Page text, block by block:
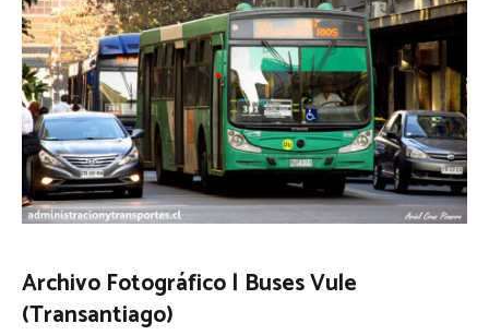
Archivo Fotográfico | Buses Vule
(Transantiago)